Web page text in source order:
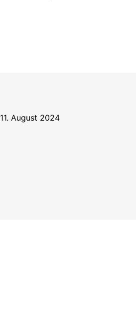
11. August 2024